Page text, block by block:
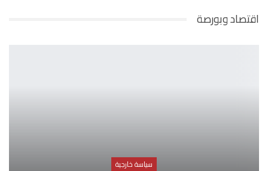
اقتصاد وبورصة
سياسة خارجية